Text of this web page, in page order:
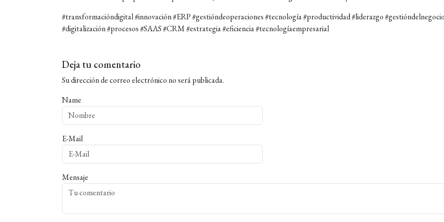
#transformacióndigital #innovación #ERP #gestióndeoperaciones #tecnología #productividad #liderazgo
#digitalización #procesos #SAAS #CRM #estrategia #eficiencia #tecnologíaempresarial
Deja tu comentario
Su dirección de correo electrónico no será publicada.
Name
E-Mail
Mensaje